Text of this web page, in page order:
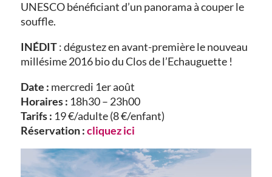
UNESCO bénéficiant d’un panorama à couper le
souffle.
INÉDIT: dégustez en avant-première le nouveau
millésime 2016 bio du Clos de l’Echauguette !
Date : mercredi 1er août
Horaires : 18h30 – 23h00
Tarifs : 19 €/adulte (8 €/enfant)
Réservation :cliquez ici